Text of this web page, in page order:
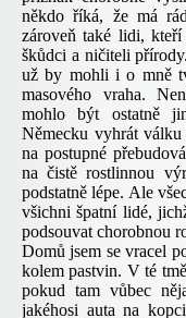
někdo říká, že má
zároveň také lidi,
škůdci a ničiteli
už by mohli i o mně
masového vraha.
mohlo být ostatně
Německu vyhrát
na postupné
na čistě rostlinnou
podstatně lépe. Ale
všichni špatní lidé,
podsouvat chorobnou
Domů jsem se vracel
kolem pastvin. V té
pokud tam vůbec
jakéhosi auta na